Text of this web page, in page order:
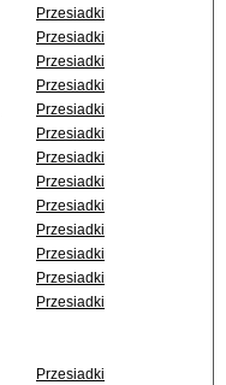
Przesiadki
Przesiadki
Przesiadki
Przesiadki
Przesiadki
Przesiadki
Przesiadki
Przesiadki
Przesiadki
Przesiadki
Przesiadki
Przesiadki
Przesiadki
Przesiadki